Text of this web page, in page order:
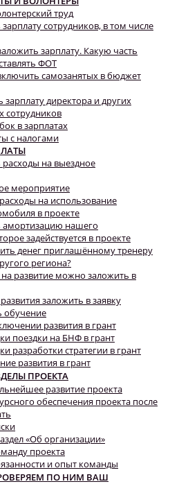
труд
зарплату сотрудников, в том числе
зарплату. Какую часть
ФОТ
самозанятых в бюджет
зарплату директора и других
сотрудников
в зарплатах
с налогами
расходы на выездное
мероприятие
на использование
в проекте
амортизацию нашего
задействуется в проекте
денег приглашённому тренеру
региона?
развитие можно заложить в
заложить в заявку
обучение
развития в грант
поездки на БНФ в грант
разработки стратегии в грант
развития в грант
ПРОЕКТА
развитие проекта
обеспечения проекта после
«Об организации»
проекта
и опыт команды
ПО НИМ ВАШ